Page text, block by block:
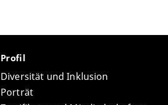
Profil
Diversität und Inklusion
Porträt